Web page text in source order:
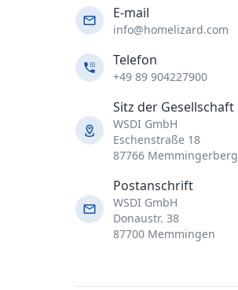
E-mail
info@homelizard.com
Telefon
+49 89 904227900
Sitz der Gesellschaft
WSDI GmbH
Eschenstraße 18
87766 Memmingerberg
Postanschrift
WSDI GmbH
Donaustr. 38
87700 Memmingen